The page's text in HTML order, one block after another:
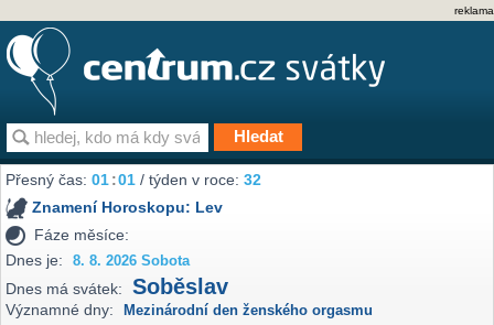
reklama
Přesný čas:01:01 / týden v roce:32
Znamení Horoskopu: Lev
Fáze měsíce:
Dnes je:
8. 8. 2026 Sobota
Dnes má svátek: Soběslav
Významné dny: Mezinárodní den ženského orgasmu